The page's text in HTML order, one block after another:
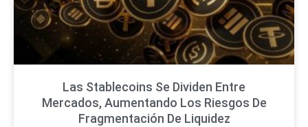
Las Stablecoins Se Dividen Entre
Mercados, Aumentando Los Riesgos De
Fragmentación De Liquidez